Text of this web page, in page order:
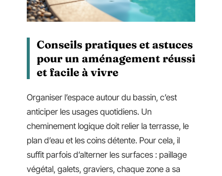
Conseils pratiques et astuces
pour un aménagement réussi
et facile à vivre
Organiser l’espace autour du bassin, c’est
anticiper les usages quotidiens. Un
cheminement logique doit relier la terrasse, le
plan d’eau et les coins détente. Pour cela, il
suffit parfois d’alterner les surfaces : paillage
végétal, galets, graviers, chaque zone a sa